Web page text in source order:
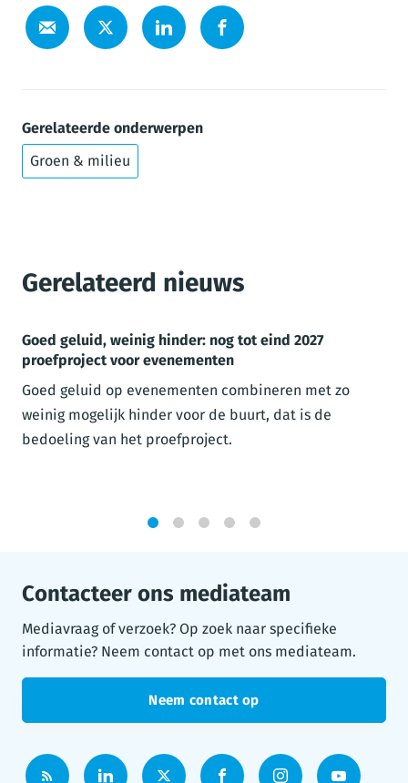
Gerelateerde onderwerpen
Groen & milieu
Gerelateerd nieuws
Goed geluid, weinig hinder: nog tot eind 2027
proefproject voor evenementen
Goed geluid op evenementen combineren met zo
weinig mogelijk hinder voor de buurt, dat is de
bedoeling van het proefproject.
Contacteer ons mediateam
Mediavraag of verzoek? Op zoek naar specifieke
informatie? Neem contact op met ons mediateam.
Neem contact op